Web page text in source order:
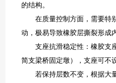
的结构。
在质量控制方面，需要特
动，极易导致橡胶层撕裂形成
支座抗滑稳定性：橡胶支
简支梁桥固定墩），支座可不
若保持层数不变，根据大